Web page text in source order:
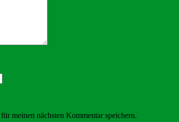
meinen nächsten Kommentar speichern.